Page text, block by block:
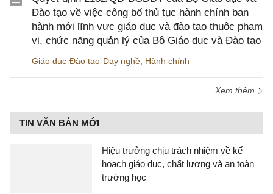
Đào tạo về việc công bố thủ tục hành chính ban
hành mới lĩnh vực giáo dục và đào tạo thuộc phạm
vi, chức năng quản lý của Bộ Giáo dục và Đào tạo
Giáo dục-Đào tạo-Dạy nghề Hành chính
Xem thêm
TIN VĂN BẢN MỚI
Hiệu trưởng chịu trách nhiệm về kế
hoạch giáo dục, chất lượng và an toàn
trường học